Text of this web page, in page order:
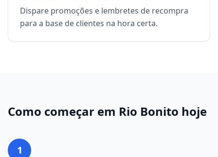
Dispare promoções e lembretes de recompra
para a base de clientes na hora certa.
Como começar em Rio Bonito hoje
1